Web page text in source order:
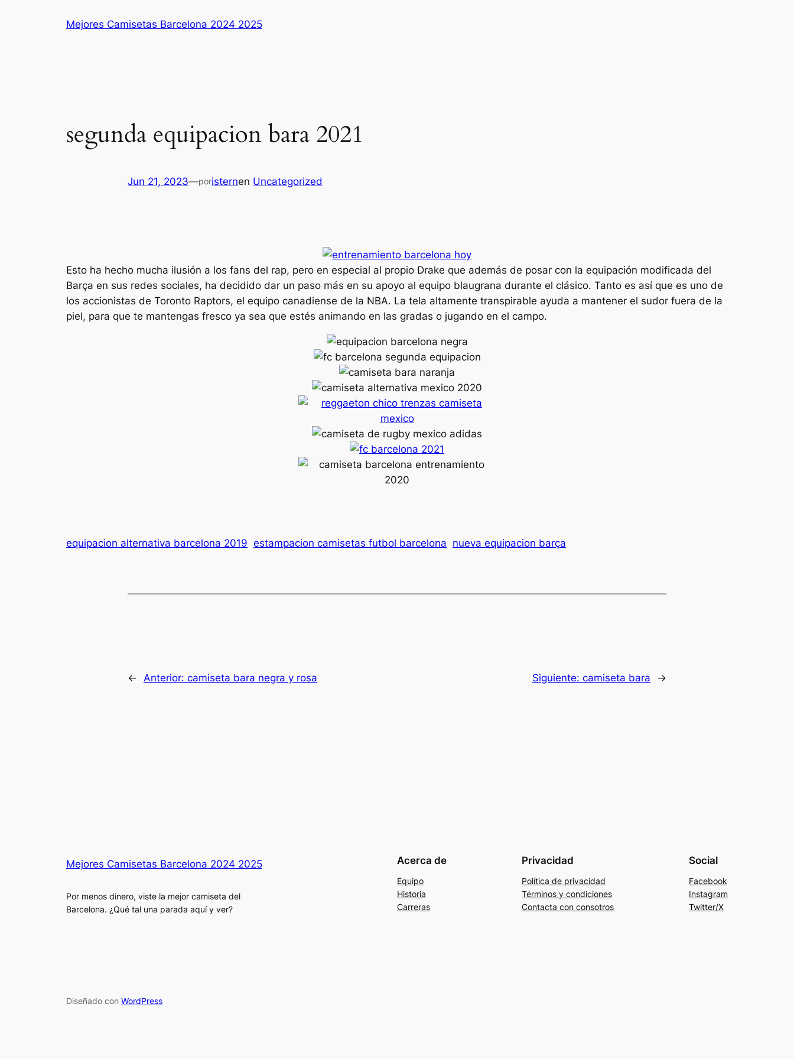
Mejores Camisetas Barcelona 2024 2025
segunda equipacion bara 2021
Jun 21, 2023—poristernen Uncategorized
Esto ha hecho mucha ilusión a los fans del rap, pero en especial al propio Drake que además de posar con la equipación modificada del
Barça en sus redes sociales, ha decidido dar un paso más en su apoyo al equipo blaugrana durante el clásico. Tanto es así que es uno de
los accionistas de Toronto Raptors, el equipo canadiense de la NBA. La tela altamente transpirable ayuda a mantener el sudor fuera de la
piel, para que te mantengas fresco ya sea que estés animando en las gradas o jugando en el campo.
equipacion alternativa barcelona 2019 estampacion camisetas futbol barcelona nueva equipacion barça
← Anterior: camiseta bara negra y rosa Siguiente: camiseta bara →
Mejores Camisetas Barcelona 2024 2025
Por menos dinero, viste la mejor camiseta del
Barcelona. ¿Qué tal una parada aquí y ver?
Acerca de
Equipo
Historia
Carreras
Privacidad
Política de privacidad
Términos y condiciones
Contacta con consotros
Social
Facebook
Instagram
Twitter/X
Diseñado con WordPress